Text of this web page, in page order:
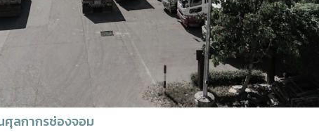
ศุลกากรช่องจอม